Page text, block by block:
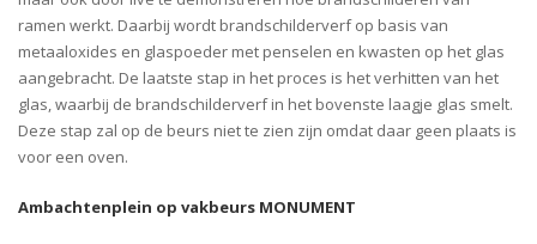
ramen werkt. Daarbij wordt brandschilderverf op basis van
metaaloxides en glaspoeder met penselen en kwasten op het glas
aangebracht. De laatste stap in het proces is het verhitten van het
glas, waarbij de brandschilderverf in het bovenste laagje glas smelt.
Deze stap zal op de beurs niet te zien zijn omdat daar geen plaats is
voor een oven.
Ambachtenplein op vakbeurs MONUMENT